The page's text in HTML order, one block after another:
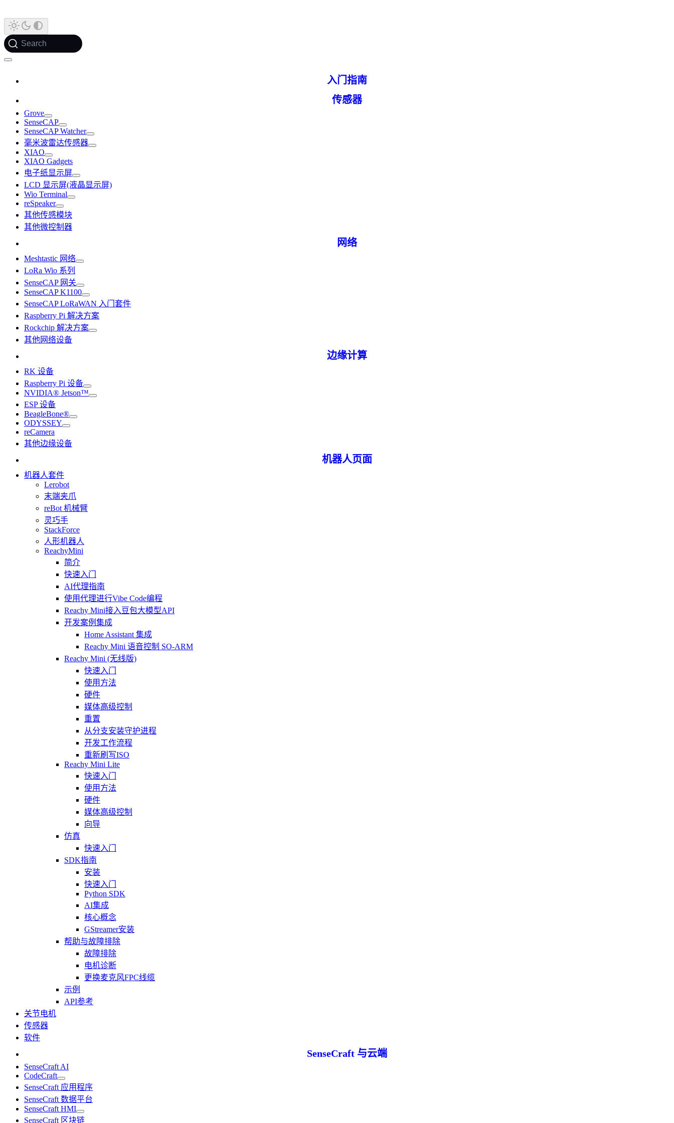
Search
入门指南
传感器
Grove
SenseCAP
SenseCAP Watcher
毫米波雷达传感器
XIAO
XIAO Gadgets
电子纸显示屏
LCD 显示屏(液晶显示屏)
Wio Terminal
reSpeaker
其他传感模块
其他微控制器
网络
Meshtastic 网络
LoRa Wio 系列
SenseCAP 网关
SenseCAP K1100
SenseCAP LoRaWAN 入门套件
Raspberry Pi 解决方案
Rockchip 解决方案
其他网络设备
边缘计算
RK 设备
Raspberry Pi 设备
NVIDIA® Jetson™
ESP 设备
BeagleBone®
ODYSSEY
reCamera
其他边缘设备
机器人页面
机器人套件
Lerobot
末端夹爪
reBot 机械臂
灵巧手
StackForce
人形机器人
ReachyMini
简介
快速入门
AI代理指南
使用代理进行Vibe Code编程
Reachy Mini接入豆包大模型API
开发案例集成
Home Assistant 集成
Reachy Mini 语音控制 SO-ARM
Reachy Mini (无线版)
快速入门
使用方法
硬件
媒体高级控制
重置
从分支安装守护进程
开发工作流程
重新刷写ISO
Reachy Mini Lite
快速入门
使用方法
硬件
媒体高级控制
向导
仿真
快速入门
SDK指南
安装
快速入门
Python SDK
AI集成
核心概念
GStreamer安装
帮助与故障排除
故障排除
电机诊断
更换麦克风FPC线缆
示例
API参考
关节电机
传感器
软件
SenseCraft 与云端
SenseCraft AI
CodeCraft
SenseCraft 应用程序
SenseCraft 数据平台
SenseCraft HMI
SenseCraft 区块链